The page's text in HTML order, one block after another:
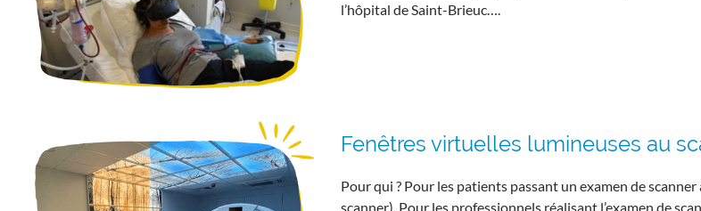
l’hôpital de Saint-Brieuc….
Fenêtres virtuelles lumineuses au
Pour qui ? Pour les patients passant un examen de
scanner). Pour les professionnels réalisant l’examen de